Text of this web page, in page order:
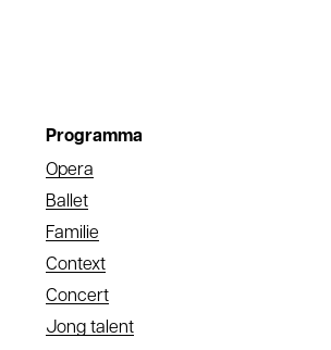
Programma
Opera
Ballet
Familie
Context
Concert
Jong talent